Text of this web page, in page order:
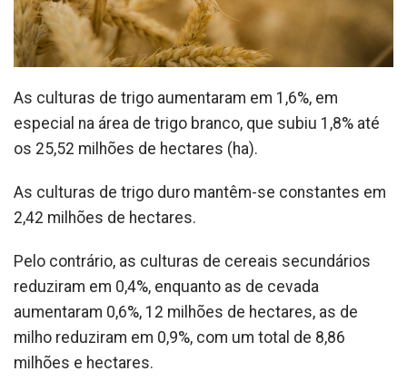
As culturas de trigo aumentaram em 1,6%, em
especial na área de trigo branco, que subiu 1,8% até
os 25,52 milhões de hectares (ha).
As culturas de trigo duro mantêm-se constantes em
2,42 milhões de hectares.
Pelo contrário, as culturas de cereais secundários
reduziram em 0,4%, enquanto as de cevada
aumentaram 0,6%, 12 milhões de hectares, as de
milho reduziram em 0,9%, com um total de 8,86
milhões e hectares.